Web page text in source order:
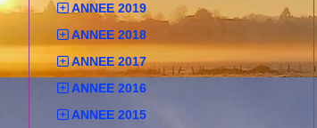
ANNEE 2019
ANNEE 2018
ANNEE 2017
ANNEE 2016
ANNEE 2015